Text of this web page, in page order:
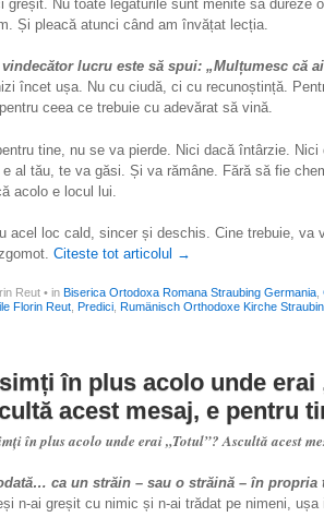
greșit. Nu toate legăturile sunt menite să dureze
Și pleacă atunci când am învățat lecția.
lucru este să spui: „Mulțumesc că
încet ușa. Nu cu ciudă, ci cu recunoștință.
ceea ce trebuie cu adevărat să vină.
tine, nu se va pierde. Nici dacă întârzie.
al tău, te va găsi. Și va rămâne. Fără să fie
acolo e locul lui.
acel loc cald, sincer și deschis. Cine trebuie, va
Citeste tot articolul →
Reut • in Biserica Ortodoxa Romana Straubing Germania
Florin Reut Predici Rumänisch Orthodoxe Kirche
în plus acolo unde erai
acest mesaj, e pentru
în plus acolo unde erai „Totul”? Ascultă acest
ca un străin – sau o străină – în propria
n-ai greșit cu nimic și n-ai trădat pe nimeni,